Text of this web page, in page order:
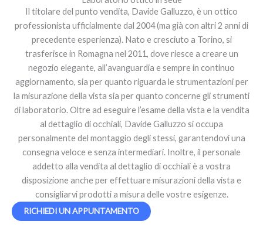
Il titolare del punto vendita, Davide Galluzzo, è un ottico
professionista ufficialmente dal 2004 (ma già con altri 2 anni di
precedente esperienza). Nato e cresciuto a Torino, si
trasferisce in Romagna nel 2011, dove riesce a creare un
negozio elegante, all’avanguardia e sempre in continuo
aggiornamento, sia per quanto riguarda le strumentazioni per
la misurazione della vista sia per quanto concerne gli strumenti
di laboratorio. Oltre ad eseguire l’esame della vista e la vendita
al dettaglio di occhiali, Davide Galluzzo si occupa
personalmente del montaggio degli stessi, garantendovi una
consegna veloce e senza intermediari. Inoltre, il personale
addetto alla vendita al dettaglio di occhiali è a vostra
disposizione anche per effettuare misurazioni della vista e
consigliarvi prodotti a misura delle vostre esigenze.
RICHIEDI UN APPUNTAMENTO